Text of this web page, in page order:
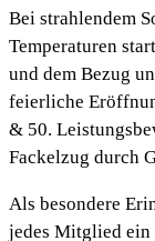
Bei strahlendem
Temperaturen
und dem Bezug
feierliche
& 50.
Fackelzug durch
Als besondere
jedes Mitglied ein